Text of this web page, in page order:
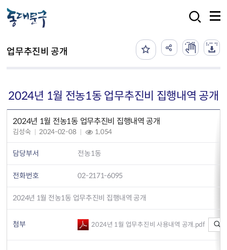
업무추진비 공개
2024년 1월 전농1동 업무추진비 집행내역 공개
2024년 1월 전농1동 업무추진비 집행내역 공개
김성숙 2024-02-08 1,054
담당부서 전농1동
전화번호 02-2171-6095
2024년 1월 전농1동 업무추진비 집행내역 공개
첨부 2024년 1월 업무추진비 사용내역 공개.pdf